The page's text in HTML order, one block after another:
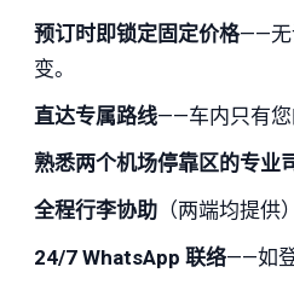
预订时即锁定固定价格——无
变。
直达专属路线——车内只有您
熟悉两个机场停靠区的专业
全程行李协助 （两端均提供
24/7 WhatsApp 联络——如